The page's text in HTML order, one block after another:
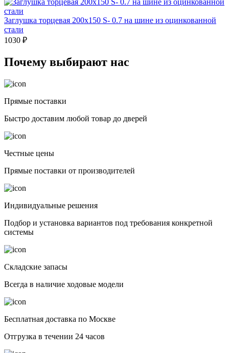
Заглушка торцевая 200x150 S- 0.7 на шине из оцинкованной
стали
1030 ₽
Почему выбирают нас
Прямые поставки
Быстро доставим любой товар до дверей
Честные цены
Прямые поставки от производителей
Индивидуальные решения
Подбор и установка вариантов под требования конкретной
системы
Складские запасы
Всегда в наличие ходовые модели
Бесплатная доставка по Москве
Отгрузка в течении 24 часов